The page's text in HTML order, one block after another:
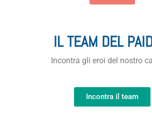
IL TEAM DEL
Incontra gli eroi del nostro
Incontra il team